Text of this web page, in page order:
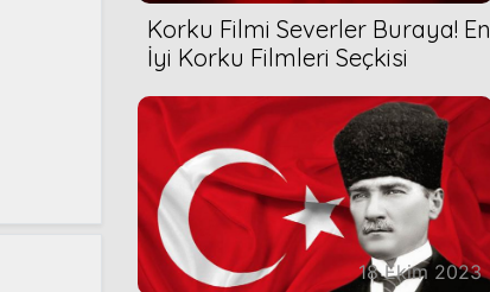
Korku Filmi Severler Buraya! En
İyi Korku Filmleri Seçkisi
18 Ekim 2023